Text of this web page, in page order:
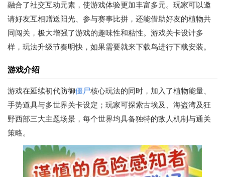
融合了社交互动元素，使游戏体验更加丰富多元。玩家可以邀
请好友互相赠送阳光、参与赛事比拼，还能借助好友的植物共
同闯关，极大增强了游戏的趣味性和粘性。游戏关卡设计多
样，玩法升级节奏明快，如果需要就来下载鸟进行下载安装。
游戏介绍
游戏在延续初代防御僵尸核心玩法的同时，加入了植物能量、
手势道具与多世界关卡设定；玩家可探索古埃及、海盗湾及狂
野西部三大主题场景，每个世界均具备独特的敌人机制与通关
策略。